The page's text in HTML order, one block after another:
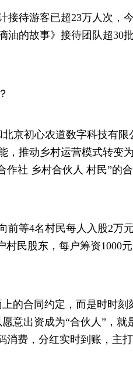
待游客已超23万人次，
油的故事》接待团队超30
京初心农道数字科技有限
，推动乡村运营模式转变
作社 乡村合伙人 村民”的
等4名村民每人入股2万元
村民股东，每户筹资1000
合同约定，而是时时刻
意出资成为“合伙人”，
消费，分红实时到账，主